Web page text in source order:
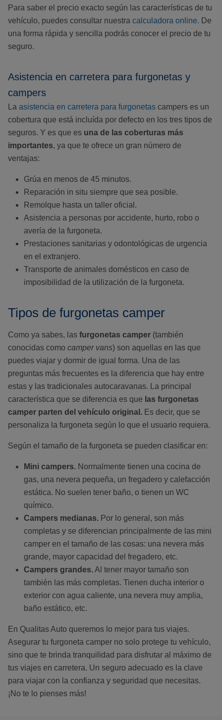
Para saber el precio exacto según las características de tu
vehículo, puedes consultar nuestra calculadora online. De
una forma rápida y sencilla podrás conocer el precio de tu
seguro.
Asistencia en carretera para furgonetas y
campers
La asistencia en carretera para furgonetas campers es un
cobertura que está incluída por defecto en los tres tipos de
seguros. Y es que es una de las coberturas más
importantes, ya que te ofrece un gran número de
ventajas:
Grúa en menos de 45 minutos.
Reparación in situ siempre que sea posible.
Remolque hasta un taller oficial.
Asistencia a personas por accidente, hurto, robo o
avería de la furgoneta.
Prestaciones sanitarias y odontológicas de urgencia
en el extranjero.
Transporte de animales domésticos en caso de
imposibilidad de la utilización de la furgoneta.
Tipos de furgonetas camper
Como ya sabes, las furgonetas camper (también
conocidas como camper vans) son aquellas en las que
puedes viajar y dormir de igual forma. Una de las
preguntas más frecuentes es la diferencia que hay entre
estas y las tradicionales autocaravanas. La principal
característica que se diferencia es que las furgonetas
camper parten del vehículo original. Es decir, que se
personaliza la furgoneta según lo que el usuario requiera.
Según el tamaño de la furgoneta se pueden clasificar en:
Mini campers. Normalmente tienen una cocina de
gas, una nevera pequeña, un fregadero y calefacción
estática. No suelen tener baño, o tienen un WC
químico.
Campers medianas. Por lo general, son más
completas y se diferencian principalmente de las mini
camper en el tamaño de las cosas: una nevera más
grande, mayor capacidad del fregadero, etc.
Campers grandes.Al tener mayor tamaño son
también las más completas. Tienen ducha interior o
exterior con agua caliente, una nevera muy amplia,
baño estático, etc.
En Qualitas Auto queremos lo mejor para tus viajes.
Asegurar tu furgoneta camper no solo protege tu vehículo,
sino que te brinda tranquilidad para disfrutar al máximo de
tus viajes en carretera. Un seguro adecuado es la clave
para viajar con la confianza y seguridad que necesitas.
¡No te lo pienses más!